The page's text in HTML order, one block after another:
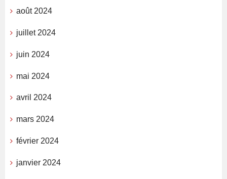
août 2024
juillet 2024
juin 2024
mai 2024
avril 2024
mars 2024
février 2024
janvier 2024